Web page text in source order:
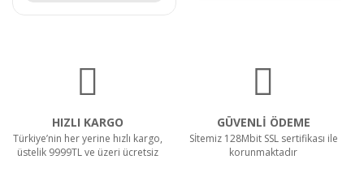
HIZLI KARGO
Türkiye’nin her yerine hızlı kargo,
üstelik 9999TL ve üzeri ücretsiz
GÜVENLİ ÖDEME
Sİtemiz 128Mbit SSL sertifikası ile
korunmaktadır